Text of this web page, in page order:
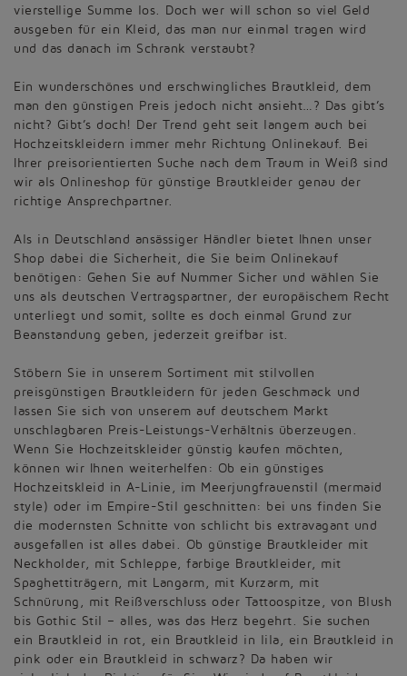
vierstellige Summe los. Doch wer will schon so viel Geld
ausgeben für ein Kleid, das man nur einmal tragen wird
und das danach im Schrank verstaubt?
Ein wunderschönes und erschwingliches Brautkleid, dem
man den günstigen Preis jedoch nicht ansieht…? Das gibt’s
nicht? Gibt’s doch! Der Trend geht seit langem auch bei
Hochzeitskleidern immer mehr Richtung Onlinekauf. Bei
Ihrer preisorientierten Suche nach dem Traum in Weiß sind
wir als Onlineshop für günstige Brautkleider genau der
richtige Ansprechpartner.
Als in Deutschland ansässiger Händler bietet Ihnen unser
Shop dabei die Sicherheit, die Sie beim Onlinekauf
benötigen: Gehen Sie auf Nummer Sicher und wählen Sie
uns als deutschen Vertragspartner, der europäischem Recht
unterliegt und somit, sollte es doch einmal Grund zur
Beanstandung geben, jederzeit greifbar ist.
Stöbern Sie in unserem Sortiment mit stilvollen
preisgünstigen Brautkleidern für jeden Geschmack und
lassen Sie sich von unserem auf deutschem Markt
unschlagbaren Preis-Leistungs-Verhältnis überzeugen.
Wenn Sie Hochzeitskleider günstig kaufen möchten,
können wir Ihnen weiterhelfen: Ob ein günstiges
Hochzeitskleid in A-Linie, im Meerjungfrauenstil (mermaid
style) oder im Empire-Stil geschnitten: bei uns finden Sie
die modernsten Schnitte von schlicht bis extravagant und
ausgefallen ist alles dabei. Ob günstige Brautkleider mit
Neckholder, mit Schleppe, farbige Brautkleider, mit
Spaghettiträgern, mit Langarm, mit Kurzarm, mit
Schnürung, mit Reißverschluss oder Tattoospitze, von Blush
bis Gothic Stil – alles, was das Herz begehrt. Sie suchen
ein Brautkleid in rot, ein Brautkleid in lila, ein Brautkleid in
pink oder ein Brautkleid in schwarz? Da haben wir